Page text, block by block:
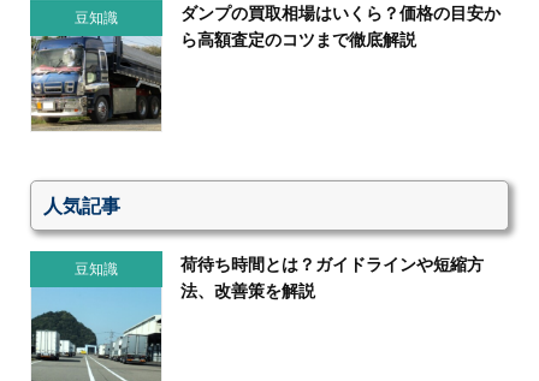
豆知識
ダンプの買取相場はいくら？価格の目安か
ら高額査定のコツまで徹底解説
人気記事
豆知識
荷待ち時間とは？ガイドラインや短縮方
法、改善策を解説